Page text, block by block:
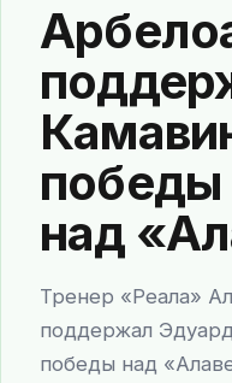
победы
над
Тренер «Реала»
поддержал
победы над